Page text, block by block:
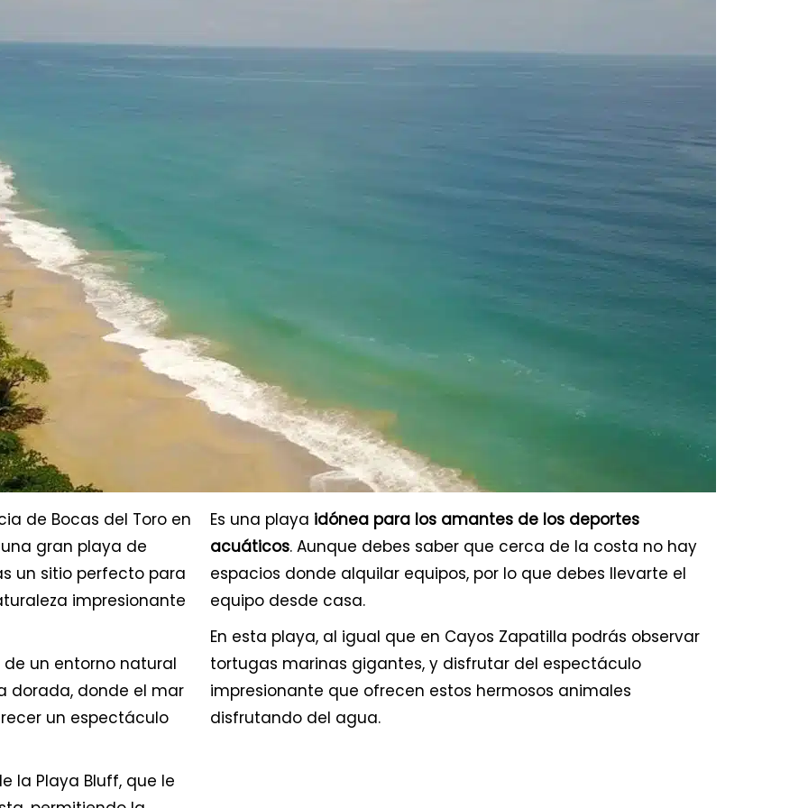
de Bocas del Toro en
gran playa de
un sitio perfecto para
impresionante
un entorno natural
dorada, donde el mar
un espectáculo
la Playa Bluff, que le
Es una playa idónea para los amantes de los deportes
acuáticos. Aunque debes saber que cerca de la costa no hay
espacios donde alquilar equipos, por lo que debes llevarte el
equipo desde casa.
En esta playa, al igual que en Cayos Zapatilla podrás observar
tortugas marinas gigantes, y disfrutar del espectáculo
impresionante que ofrecen estos hermosos animales
disfrutando del agua.